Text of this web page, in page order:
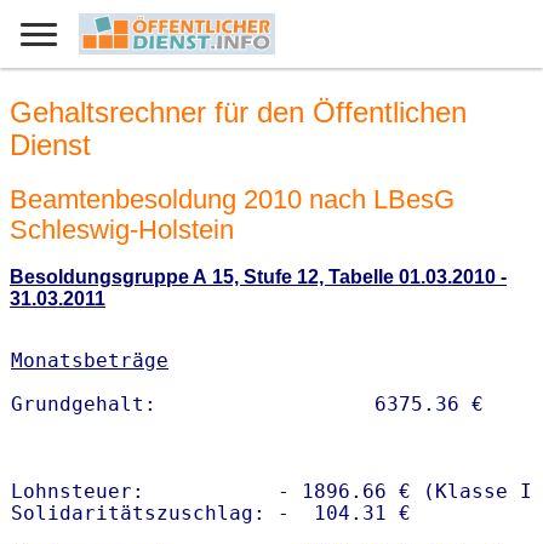
Gehaltsrechner für den Öffentlichen
Dienst
Beamtenbesoldung 2010 nach LBesG
Schleswig-Holstein
Besoldungsgruppe A 15, Stufe 12, Tabelle 01.03.2010 -
31.03.2011
Monatsbeträge
Lohnsteuer:           - 1896.66 € (Klasse I)
Solidaritätszuschlag: -  104.31 €